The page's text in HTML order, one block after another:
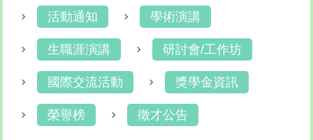
活動通知 學術演講
生職涯演講 研討會/工作坊
國際交流活動 獎學金資訊
榮譽榜 徵才公告